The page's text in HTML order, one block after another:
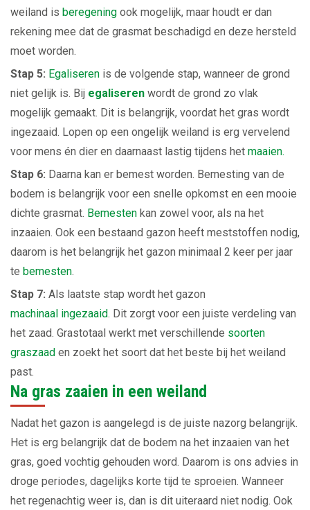
weiland is beregening ook mogelijk, maar houdt er dan
rekening mee dat de grasmat beschadigd en deze hersteld
moet worden.
Stap 5: Egaliseren is de volgende stap, wanneer de grond
niet gelijk is. Bij egaliseren wordt de grond zo vlak
mogelijk gemaakt. Dit is belangrijk, voordat het gras wordt
ingezaaid. Lopen op een ongelijk weiland is erg vervelend
voor mens én dier en daarnaast lastig tijdens het maaien.
Stap 6: Daarna kan er bemest worden. Bemesting van de
bodem is belangrijk voor een snelle opkomst en een mooie
dichte grasmat. Bemesten kan zowel voor, als na het
inzaaien. Ook een bestaand gazon heeft meststoffen nodig,
daarom is het belangrijk het gazon minimaal 2 keer per jaar
te bemesten.
Stap 7: Als laatste stap wordt het gazon
machinaal ingezaaid. Dit zorgt voor een juiste verdeling van
het zaad. Grastotaal werkt met verschillende soorten
graszaad en zoekt het soort dat het beste bij het weiland
past.
Na gras zaaien in een weiland
Nadat het gazon is aangelegd is de juiste nazorg belangrijk.
Het is erg belangrijk dat de bodem na het inzaaien van het
gras, goed vochtig gehouden word. Daarom is ons advies in
droge periodes, dagelijks korte tijd te sproeien. Wanneer
het regenachtig weer is, dan is dit uiteraard niet nodig. Ook